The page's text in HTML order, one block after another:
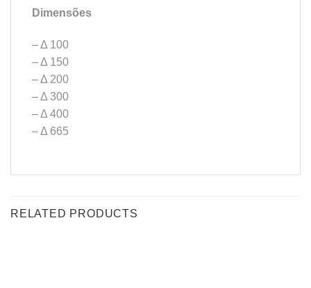
Dimensões
– Δ 100
– Δ 150
– Δ 200
– Δ 300
– Δ 400
– Δ 665
RELATED PRODUCTS